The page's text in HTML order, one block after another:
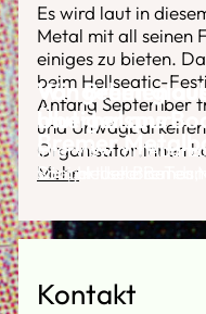
Es wird laut in
Metal mit all seinen
einiges zu bieten.
beim Hellseatic-
Anfang September
und
Organisator:innen
Mehr
Wir gehen
mutiger ans
Interview mit
vom Hellseatic-Team
Bremer
Drei aktuelle Bands,
Von Bremen
Überholspur
Interview mit Hanno
Sänger der Bremer
Kontakt